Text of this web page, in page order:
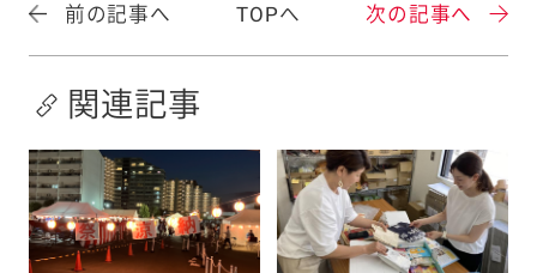
前の記事へ TOPへ 次の記事へ
関連記事